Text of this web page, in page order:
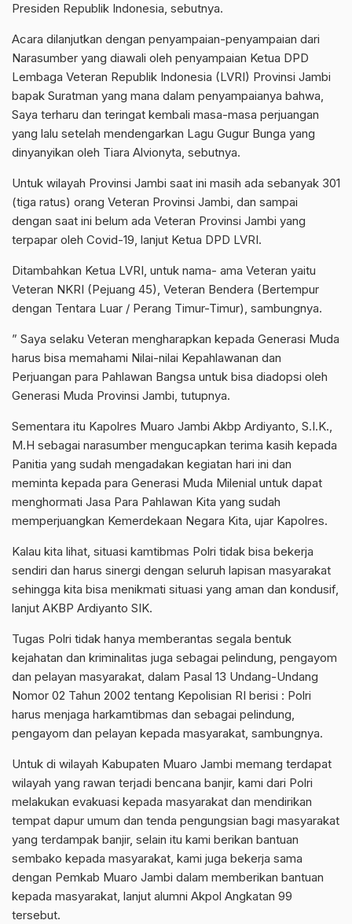
Presiden Republik Indonesia, sebutnya.
Acara dilanjutkan dengan penyampaian-penyampaian dari
Narasumber yang diawali oleh penyampaian Ketua DPD
Lembaga Veteran Republik Indonesia (LVRI) Provinsi Jambi
bapak Suratman yang mana dalam penyampaianya bahwa,
Saya terharu dan teringat kembali masa-masa perjuangan
yang lalu setelah mendengarkan Lagu Gugur Bunga yang
dinyanyikan oleh Tiara Alvionyta, sebutnya.
Untuk wilayah Provinsi Jambi saat ini masih ada sebanyak 301
(tiga ratus) orang Veteran Provinsi Jambi, dan sampai
dengan saat ini belum ada Veteran Provinsi Jambi yang
terpapar oleh Covid-19, lanjut Ketua DPD LVRI.
Ditambahkan Ketua LVRI, untuk nama- ama Veteran yaitu
Veteran NKRI (Pejuang 45), Veteran Bendera (Bertempur
dengan Tentara Luar / Perang Timur-Timur), sambungnya.
” Saya selaku Veteran mengharapkan kepada Generasi Muda
harus bisa memahami Nilai-nilai Kepahlawanan dan
Perjuangan para Pahlawan Bangsa untuk bisa diadopsi oleh
Generasi Muda Provinsi Jambi, tutupnya.
Sementara itu Kapolres Muaro Jambi Akbp Ardiyanto, S.I.K.,
M.H sebagai narasumber mengucapkan terima kasih kepada
Panitia yang sudah mengadakan kegiatan hari ini dan
meminta kepada para Generasi Muda Milenial untuk dapat
menghormati Jasa Para Pahlawan Kita yang sudah
memperjuangkan Kemerdekaan Negara Kita, ujar Kapolres.
Kalau kita lihat, situasi kamtibmas Polri tidak bisa bekerja
sendiri dan harus sinergi dengan seluruh lapisan masyarakat
sehingga kita bisa menikmati situasi yang aman dan kondusif,
lanjut AKBP Ardiyanto SIK.
Tugas Polri tidak hanya memberantas segala bentuk
kejahatan dan kriminalitas juga sebagai pelindung, pengayom
dan pelayan masyarakat, dalam Pasal 13 Undang-Undang
Nomor 02 Tahun 2002 tentang Kepolisian RI berisi : Polri
harus menjaga harkamtibmas dan sebagai pelindung,
pengayom dan pelayan kepada masyarakat, sambungnya.
Untuk di wilayah Kabupaten Muaro Jambi memang terdapat
wilayah yang rawan terjadi bencana banjir, kami dari Polri
melakukan evakuasi kepada masyarakat dan mendirikan
tempat dapur umum dan tenda pengungsian bagi masyarakat
yang terdampak banjir, selain itu kami berikan bantuan
sembako kepada masyarakat, kami juga bekerja sama
dengan Pemkab Muaro Jambi dalam memberikan bantuan
kepada masyarakat, lanjut alumni Akpol Angkatan 99
tersebut.